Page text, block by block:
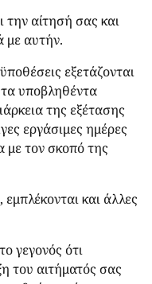
αίτησή σας και
με αυτήν.
εξετάζονται
υποβληθέντα
της εξέτασης
εργάσιμες ημέρες
με τον σκοπό της
εμπλέκονται και άλλες
γεγονός ότι
του αιτήματός σας